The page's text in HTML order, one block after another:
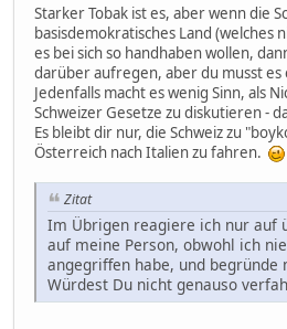
Starker Tobak ist es, aber wenn die
basisdemokratisches Land (welches
es bei sich so handhaben wollen,
darüber aufregen, aber du musst es
Jedenfalls macht es wenig Sinn, als
Schweizer Gesetze zu diskutieren -
Es bleibt dir nur, die Schweiz zu
Österreich nach Italien zu fahren.
Zitat
Im Übrigen reagiere ich nur auf
auf meine Person, obwohl ich
angegriffen habe, und begründe
Würdest Du nicht genauso